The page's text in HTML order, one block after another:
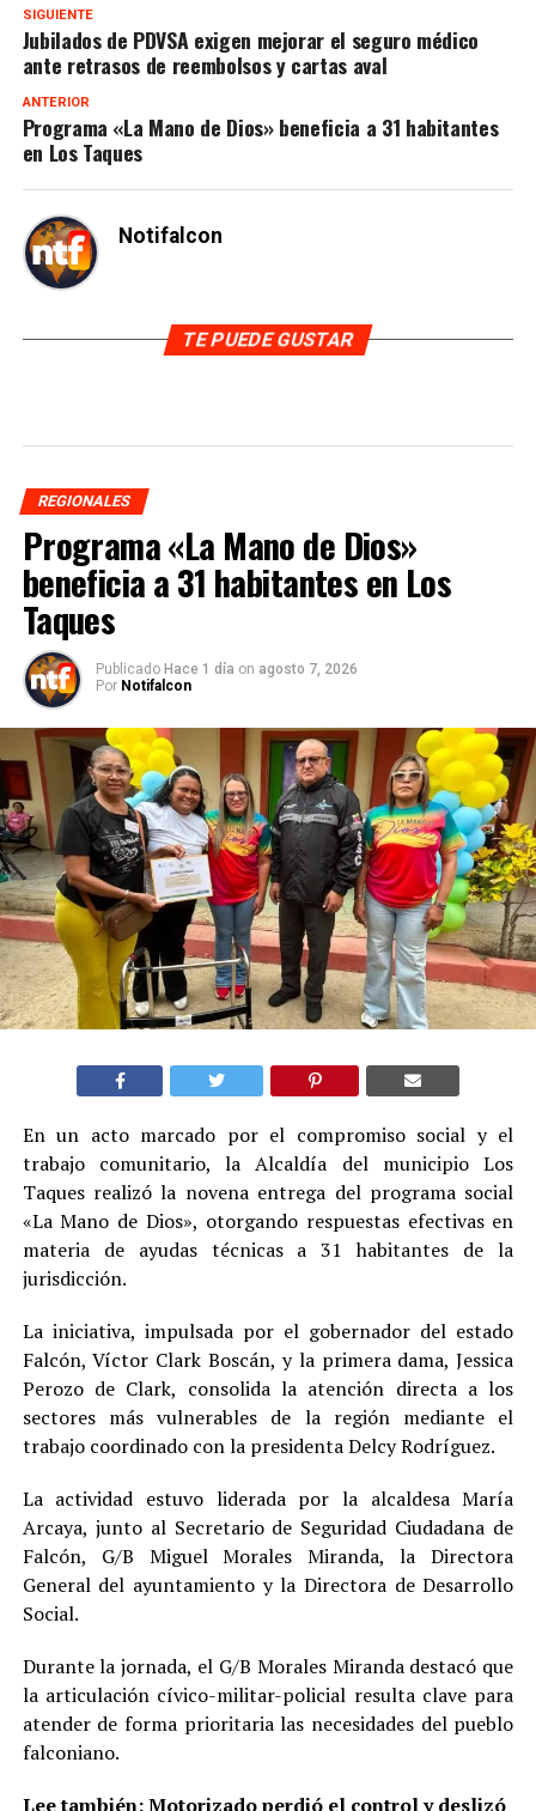
SIGUIENTE
Jubilados de PDVSA exigen mejorar el seguro médico
ante retrasos de reembolsos y cartas aval
ANTERIOR
Programa «La Mano de Dios» beneficia a 31 habitantes
en Los Taques
Notifalcon
TE PUEDE GUSTAR
REGIONALES
Programa «La Mano de Dios»
beneficia a 31 habitantes en Los
Taques
Publicado Hace 1 día on agosto 7, 2026
Por Notifalcon
En un acto marcado por el compromiso social y el
trabajo comunitario, la Alcaldía del municipio Los
Taques realizó la novena entrega del programa social
«La Mano de Dios», otorgando respuestas efectivas en
materia de ayudas técnicas a 31 habitantes de la
jurisdicción.
La iniciativa, impulsada por el gobernador del estado
Falcón, Víctor Clark Boscán, y la primera dama, Jessica
Perozo de Clark, consolida la atención directa a los
sectores más vulnerables de la región mediante el
trabajo coordinado con la presidenta Delcy Rodríguez.
La actividad estuvo liderada por la alcaldesa María
Arcaya, junto al Secretario de Seguridad Ciudadana de
Falcón, G/B Miguel Morales Miranda, la Directora
General del ayuntamiento y la Directora de Desarrollo
Social.
Durante la jornada, el G/B Morales Miranda destacó que
la articulación cívico-militar-policial resulta clave para
atender de forma prioritaria las necesidades del pueblo
falconiano.
Lee también:Motorizado perdió el control y deslizó